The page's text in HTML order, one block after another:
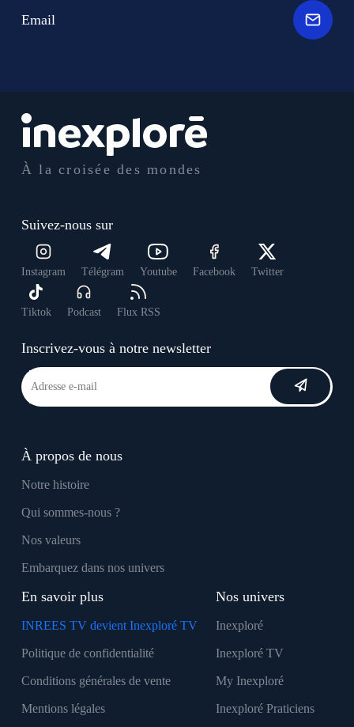
À la croisée des mondes
Suivez-nous sur
Instagram Télégram Youtube Facebook Twitter
Tiktok Podcast Flux RSS
Inscrivez-vous à notre newsletter
À propos de nous
Notre histoire
Qui sommes-nous ?
Nos valeurs
Embarquez dans nos univers
En savoir plus
INREES TV devient Inexploré TV
Politique de confidentialité
Conditions générales de vente
Mentions légales
Nos univers
Inexploré
Inexploré TV
My Inexploré
Inexploré Praticiens
Email